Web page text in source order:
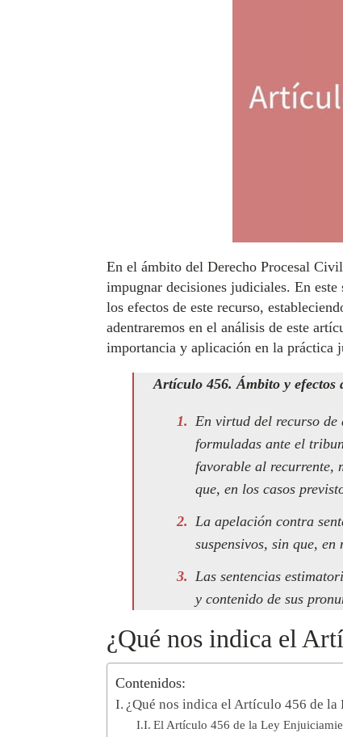
En el ámbito del Derecho Procesal
impugnar decisiones judiciales. En
los efectos de este recurso,
adentraremos en el análisis de este
importancia y aplicación en la práctica
Artículo 456. Ámbito y efectos
En virtud del recurso de
formuladas ante el
favorable al recurrente,
que, en los casos
La apelación contra
suspensivos, sin que,
Las sentencias
y contenido de sus
¿Qué nos indica el
Contenidos:
¿Qué nos indica el Artículo 456 de
El Artículo 456 de la Ley